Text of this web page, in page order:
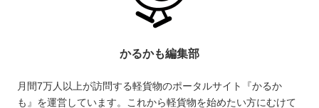
かるかも編集部
月間7万人以上が訪問する軽貨物のポータルサイト『かるか
も』を運営しています。これから軽貨物を始めたい方にむけて